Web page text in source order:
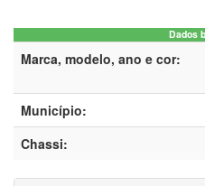
Dados
Marca, modelo, ano e cor:
Município:
Chassi: